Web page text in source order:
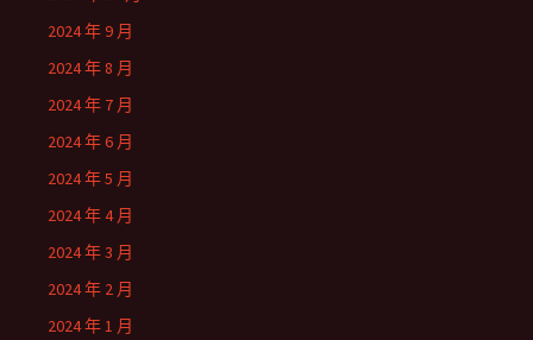
2024 年 9 月
2024 年 8 月
2024 年 7 月
2024 年 6 月
2024 年 5 月
2024 年 4 月
2024 年 3 月
2024 年 2 月
2024 年 1 月